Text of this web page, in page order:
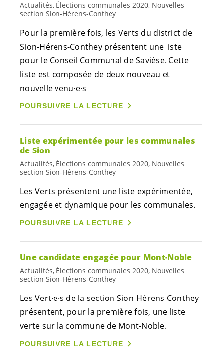
Actualités, Élections communales 2020, Nouvelles
section Sion-Hérens-Conthey
Pour la première fois, les Verts du district de
Sion-Hérens-Conthey présentent une liste
pour le Conseil Communal de Savièse. Cette
liste est composée de deux nouveau et
nouvellevenu·e·s
POURSUIVRE LA LECTURE
Liste expérimentée pour les communales
de Sion
Actualités, Élections communales 2020, Nouvelles
section Sion-Hérens-Conthey
Les Verts présentent une liste expérimentée,
engagée et dynamique pour les communales.
POURSUIVRE LA LECTURE
Une candidate engagée pour Mont-Noble
Actualités, Élections communales 2020, Nouvelles
section Sion-Hérens-Conthey
Les Vert·e·s de la section Sion-Hérens-Conthey
présentent, pour la première fois, une liste
verte sur la commune de Mont-Noble.
POURSUIVRE LA LECTURE